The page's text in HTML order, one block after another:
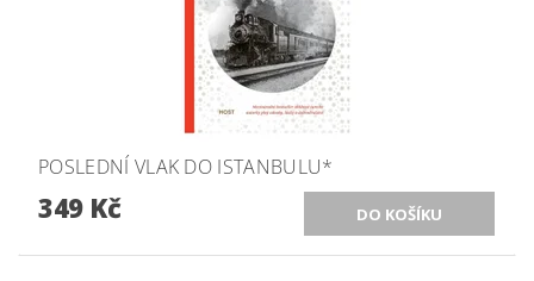
POSLEDNÍ VLAK DO ISTANBULU*
349 Kč